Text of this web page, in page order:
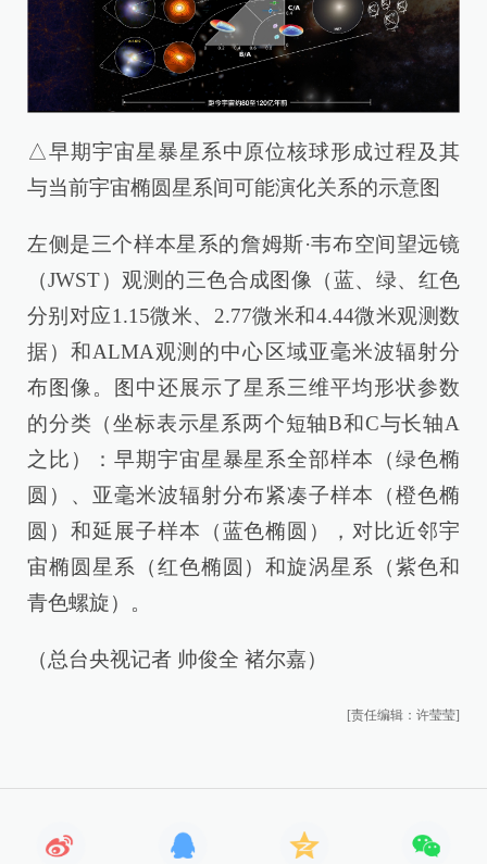
△早期宇宙星暴星系中原位核球形成过程及其
与当前宇宙椭圆星系间可能演化关系的示意图
左侧是三个样本星系的詹姆斯·韦布空间望远镜
（JWST）观测的三色合成图像（蓝、绿、红色
分别对应1.15微米、2.77微米和4.44微米观测数
据）和ALMA观测的中心区域亚毫米波辐射分
布图像。图中还展示了星系三维平均形状参数
的分类（坐标表示星系两个短轴B和C与长轴A
之比）：早期宇宙星暴星系全部样本（绿色椭
圆）、亚毫米波辐射分布紧凑子样本（橙色椭
圆）和延展子样本（蓝色椭圆），对比近邻宇
宙椭圆星系（红色椭圆）和旋涡星系（紫色和
青色螺旋）。
（总台央视记者 帅俊全 褚尔嘉）
[责任编辑：许莹莹]